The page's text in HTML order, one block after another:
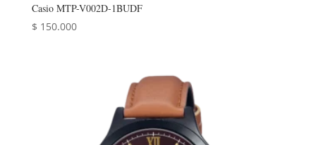
Casio MTP-V002D-1BUDF
$ 150.000